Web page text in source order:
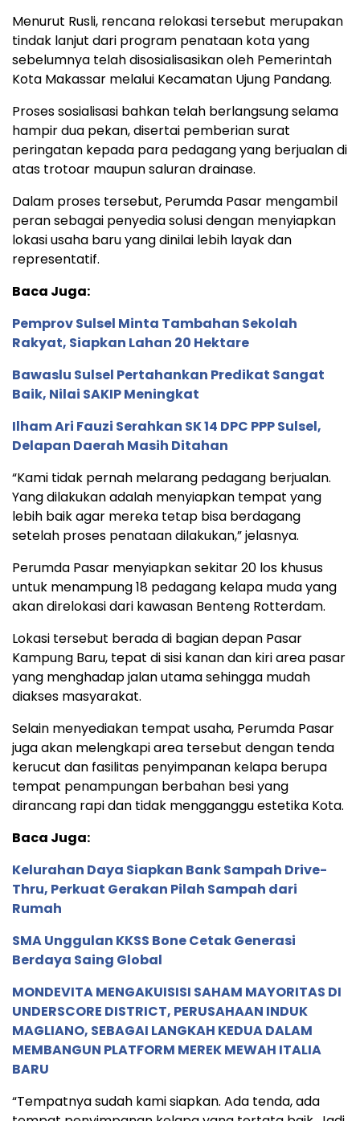
Menurut Rusli, rencana relokasi tersebut merupakan
tindak lanjut dari program penataan kota yang
sebelumnya telah disosialisasikan oleh Pemerintah
Kota Makassar melalui Kecamatan Ujung Pandang.
Proses sosialisasi bahkan telah berlangsung selama
hampir dua pekan, disertai pemberian surat
peringatan kepada para pedagang yang berjualan di
atas trotoar maupun saluran drainase.
Dalam proses tersebut, Perumda Pasar mengambil
peran sebagai penyedia solusi dengan menyiapkan
lokasi usaha baru yang dinilai lebih layak dan
representatif.
Baca Juga:
Pemprov Sulsel Minta Tambahan Sekolah
Rakyat, Siapkan Lahan 20 Hektare
Bawaslu Sulsel Pertahankan Predikat Sangat
Baik, Nilai SAKIP Meningkat
Ilham Ari Fauzi Serahkan SK 14 DPC PPP Sulsel,
Delapan Daerah Masih Ditahan
“Kami tidak pernah melarang pedagang berjualan.
Yang dilakukan adalah menyiapkan tempat yang
lebih baik agar mereka tetap bisa berdagang
setelah proses penataan dilakukan,” jelasnya.
Perumda Pasar menyiapkan sekitar 20 los khusus
untuk menampung 18 pedagang kelapa muda yang
akan direlokasi dari kawasan Benteng Rotterdam.
Lokasi tersebut berada di bagian depan Pasar
Kampung Baru, tepat di sisi kanan dan kiri area pasar
yang menghadap jalan utama sehingga mudah
diakses masyarakat.
Selain menyediakan tempat usaha, Perumda Pasar
juga akan melengkapi area tersebut dengan tenda
kerucut dan fasilitas penyimpanan kelapa berupa
tempat penampungan berbahan besi yang
dirancang rapi dan tidak mengganggu estetika Kota.
Baca Juga:
Kelurahan Daya Siapkan Bank Sampah Drive-
Thru, Perkuat Gerakan Pilah Sampah dari
Rumah
SMA Unggulan KKSS Bone Cetak Generasi
Berdaya Saing Global
MONDEVITA MENGAKUISISI SAHAM MAYORITAS DI
UNDERSCORE DISTRICT, PERUSAHAAN INDUK
MAGLIANO, SEBAGAI LANGKAH KEDUA DALAM
MEMBANGUN PLATFORM MEREK MEWAH ITALIA
BARU
“Tempatnya sudah kami siapkan. Ada tenda, ada